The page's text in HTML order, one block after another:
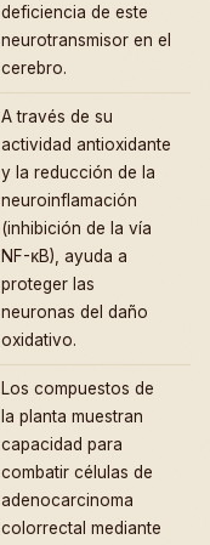
deficiencia de este
neurotransmisor en el
cerebro.
A través de su
actividad antioxidante
y la reducción de la
neuroinflamación
(inhibición de la vía
NF-κB), ayuda a
proteger las
neuronas del daño
oxidativo.
Los compuestos de
la planta muestran
capacidad para
combatir células de
adenocarcinoma
colorrectal mediante